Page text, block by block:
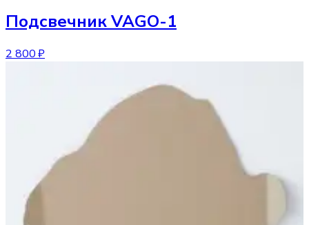
ПодсвечникVAGO-1
2 800 ₽